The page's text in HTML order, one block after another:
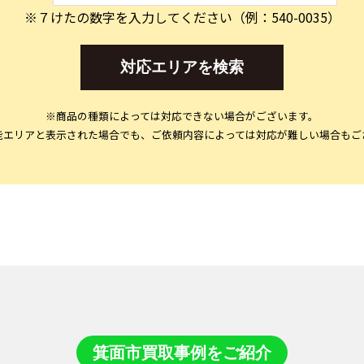
※７けたの数字を入力してください（例：540-0035）
対応エリアを検索
※商品の種類によっては対応できない場合がございます。
リアと表示された場合でも、ご依頼内容によっては対応が難しい場合もご
箕面市買取事例をご紹介